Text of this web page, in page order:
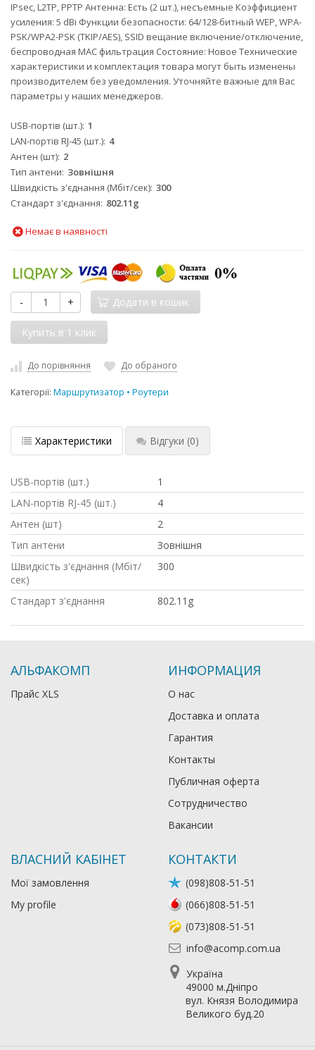
IPsec, L2TP, PPTP Антенна: Есть (2 шт.), несъемные Коэффициент
усиления: 5 dBi Функции безопасности: 64/128-битный WEP, WPA-
PSK/WPA2-PSK (TKIP/AES), SSID вещание включение/отключение,
беспроводная MAC фильтрация Состояние: Новое Технические
характеристики и комплектация товара могут быть изменены
производителем без уведомления. Уточняйте важные для Вас
параметры у наших менеджеров.
USB-портів (шт.) 1
LAN-портів RJ-45 (шт.) 4
Антен (шт) 2
Тип антени Зовнішня
Швидкість з'єднання (Мбіт/сек) 300
Стандарт з'єднання 802.11g
Немає в наявності
- + Додати в кошик
До порівняння До обраного
Категорії: Маршрутизатор • Роутери
Характеристики Відгуки (0)
USB-портів (шт.)
1
LAN-портів RJ-45 (шт.)
4
Антен (шт)
2
Тип антени
Зовнішня
Швидкість з'єднання (Мбіт/
сек)
300
Стандарт з'єднання 802.11g
АЛЬФАКОМП
Прайс XLS
ИНФОРМАЦИЯ
О нас
Доставка и оплата
Гарантия
Контакты
Публичная оферта
Сотрудничество
Вакансии
ВЛАСНИЙ КАБІНЕТ
Мої замовлення
My profile
КОНТАКТИ
(098)808-51-51
(066)808-51-51
(073)808-51-51
info@acomp.com.ua
Україна
49000 м.Дніпро
вул. Князя Володимира
Великого буд.20